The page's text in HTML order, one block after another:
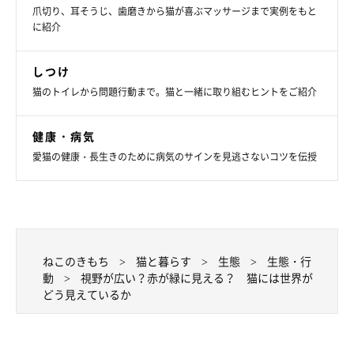
猫の動体視力はすごい！
爪切り、耳そうじ、歯磨きから猫が喜ぶマッサージまで実例をもと
に紹介
しつけ
猫のトイレから問題行動まで。猫と一緒に取り組むヒントをご紹介
健康・病気
愛猫の健康・長生きのために病気のサインを見逃さないコツを伝授
ねこのきもち 猫と暮らす 生態
生態・行
動
視野が広い？赤が緑に見える？ 猫には世界が
どう見えているか